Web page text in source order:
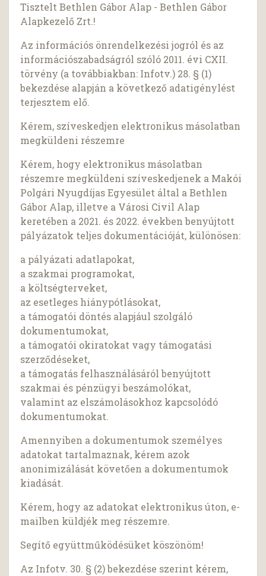
Tisztelt Bethlen Gábor Alap - Bethlen Gábor
Alapkezelő Zrt.!
Az információs önrendelkezési jogról és az
információszabadságról szóló 2011. évi CXII.
törvény (a továbbiakban: Infotv.) 28. § (1)
bekezdése alapján a következő adatigénylést
terjesztem elő.
Kérem, szíveskedjen elektronikus másolatban
megküldeni részemre
Kérem, hogy elektronikus másolatban
részemre megküldeni szíveskedjenek a Makói
Polgári Nyugdíjas Egyesület által a Bethlen
Gábor Alap, illetve a Városi Civil Alap
keretében a 2021. és 2022. években benyújtott
pályázatok teljes dokumentációját, különösen:
a pályázati adatlapokat,
a szakmai programokat,
a költségterveket,
az esetleges hiánypótlásokat,
a támogatói döntés alapjául szolgáló
dokumentumokat,
a támogatói okiratokat vagy támogatási
szerződéseket,
a támogatás felhasználásáról benyújtott
szakmai és pénzügyi beszámolókat,
valamint az elszámolásokhoz kapcsolódó
dokumentumokat.
Amennyiben a dokumentumok személyes
adatokat tartalmaznak, kérem azok
anonimizálását követően a dokumentumok
kiadását.
Kérem, hogy az adatokat elektronikus úton, e-
mailben küldjék meg részemre.
Segítő együttműködésüket köszönöm!
Az Infotv. 30. § (2) bekezdése szerint kérem,